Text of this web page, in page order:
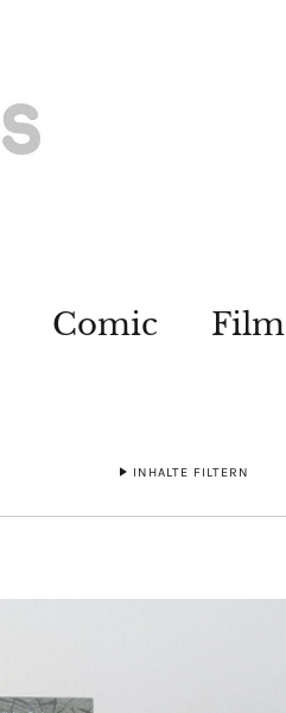
Comic Film
INHALTE FILTERN